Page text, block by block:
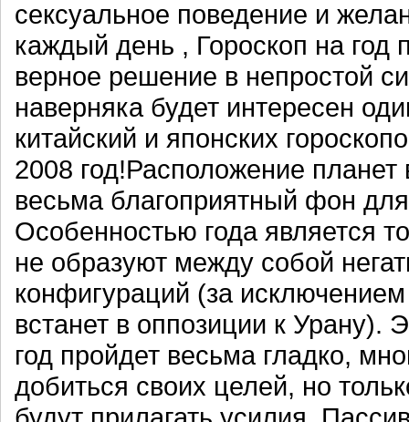
сексуальное поведение и
каждый день , Гороскоп на год
верное решение в непростой
наверняка будет интересен
китайский и японских
2008 год!Расположение планет
весьма благоприятный фон
Особенностью года является
не образуют между собой
конфигураций (за
встанет в оппозиции к Урану).
год пройдет весьма гладко,
добиться своих целей, но